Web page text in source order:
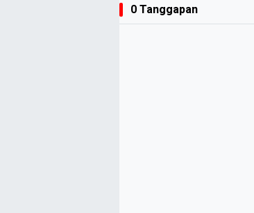
0 Tanggapan